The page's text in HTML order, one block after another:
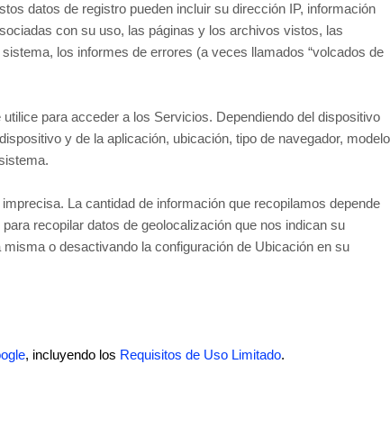
datos de registro pueden incluir su dirección IP, información
con su uso, las páginas y los archivos vistos, las
los informes de errores (a veces llamados “volcados de
para acceder a los Servicios. Dependiendo del dispositivo
y de la aplicación, ubicación, tipo de navegador, modelo
La cantidad de información que recopilamos depende
recopilar datos de geolocalización que nos indican su
o desactivando la configuración de Ubicación en su
, incluyendo los Requisitos de Uso Limitado.